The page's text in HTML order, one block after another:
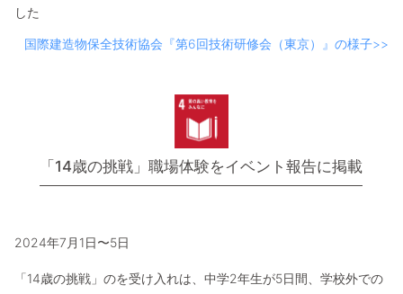
した
国際建造物保全技術協会『第6回技術研修会（東京）』の様子>>
「14歳の挑戦」職場体験をイベント報告に掲載
2024年7月1日〜5日
「14歳の挑戦」のを受け入れは、中学2年生が5日間、学校外での